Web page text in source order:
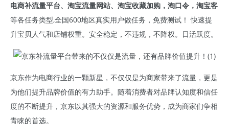
电商补流量平台、淘宝流量网站、淘宝收藏加购，淘口令，淘宝客
等各任务类型,全国600地区真实用户做任务，免费测试！ 快速提
升宝贝人气和店铺权重。安全稳定，不违规，不降权。日活跃度。
京东作为电商行业的一颗新星，不仅仅是为商家带来了流量，更是
为他们提升品牌价值的有力助手。随着消费者对品牌认知度和信任
度的不断提升，京东以其强大的资源和服务优势，成为商家们争相
青睐的首选。